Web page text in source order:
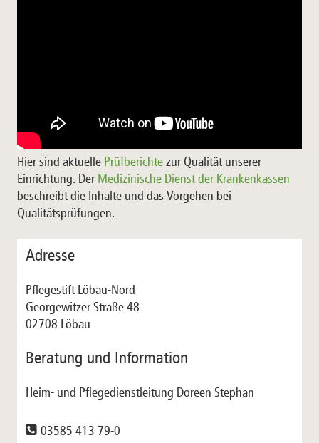
Hier sind aktuelle Prüfberichtezur Qualität unserer
Einrichtung. DerMedizinische Dienst der Krankenkassen
beschreibt die Inhalte und das Vorgehen bei
Qualitätsprüfungen.
Adresse
Pflegestift Löbau-Nord
Georgewitzer Straße 48
02708 Löbau
Beratung und Information
Heim- und Pflegedienstleitung Doreen Stephan
03585 413 79-0